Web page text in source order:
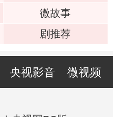
微故事
剧推荐
央视影音 微视频